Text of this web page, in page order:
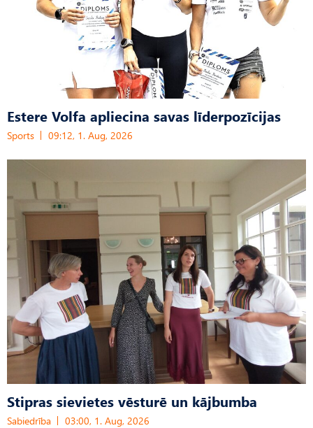
Estere Volfa apliecina savas līderpozīcijas
Sports 09:12, 1. Aug, 2026
Stipras sievietes vēsturē un kājbumba
Sabiedrība 03:00, 1. Aug, 2026